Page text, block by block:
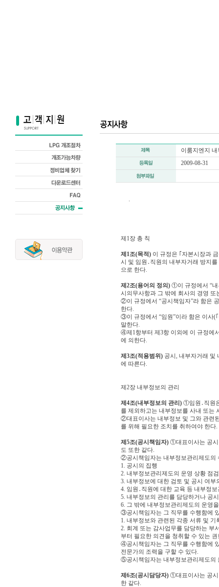
이룸지엔지
2009-08-31
.
제1장 총 칙
제1조(목적)이 규정은 ｢자본시장과
시 및 임원․직원의 내부자거래 방지
으로 한다.
제2조(용어의 정의)①이 규정에서 “내
시의무사항과 그 밖에 회사의 경영
②이 규정에서 “공시책임자”라 함은
한다.
③이 규정에서 “임원”이라 함은 이사(
말한다.
④제1항부터 제3항 이외에 이 규정에
에 의한다.
제3조(적용범위)공시, 내부자거래 및
에 따른다.
제2장 내부정보의 관리
제4조(내부정보의 관리)①임원․직원
를 제외하고는 내부정보를 사내 또는
②대표이사는 내부정보 및 그와 관련
를 위해 필요한 조치를 취하여야 한다.
제5조(공시책임자)①대표이사는 공시
도 또한 같다.
②공시책임자는 내부정보관리제도의
1. 공시의 집행
2. 내부정보관리제도의 운영 상황 점
3. 내부정보에 대한 검토 및 공시 여부
4. 임원․직원에 대한 교육 등 내부정
5. 내부정보의 관리를 담당하거나 공
6. 그 밖에 내부정보관리제도의 운영
③공시책임자는 그 직무를 수행함에
1. 내부정보와 관련된 각종 서류 및
2. 회계 또는 감사업무를 담당하는 부
부터 필요한 의견을 청취할 수 있는 권
④공시책임자는 그 직무를 수행함에
전문가의 조력을 구할 수 있다.
⑤공시책임자는 내부정보관리제도의
제6조(공시담당자)①대표이사는 공시
한 같다.